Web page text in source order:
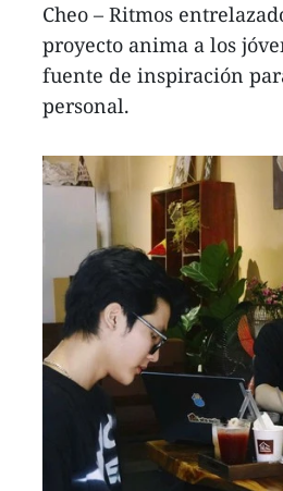
Cheo – Ritmos
proyecto anima a los
fuente de inspiración
personal.